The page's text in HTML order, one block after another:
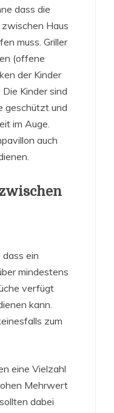
dass die
Haus
muss. Griller
(offene
der Kinder
Kinder sind
geschützt und
im Auge.
auch
dass ein
mindestens
verfügt
kann.
zum
eine Vielzahl
Mehrwert
dabei